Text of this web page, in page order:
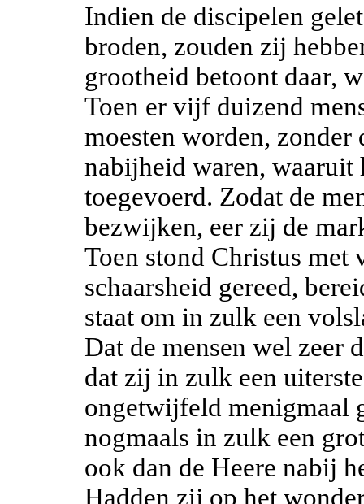
Indien de discipelen
broden, zouden zij
grootheid betoont daar,
Toen er vijf duizend
moesten worden, zonder
nabijheid waren,
toegevoerd. Zodat de
bezwijken, eer zij de
Toen stond Christus
schaarsheid gereed,
staat om in zulk een
Dat de mensen wel zeer
dat zij in zulk een
ongetwijfeld menigmaal
nogmaals in zulk een
ook dan de Heere nabij
Hadden zij op het